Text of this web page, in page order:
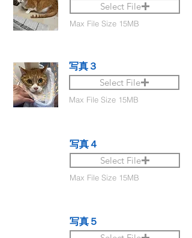
Select File
Max File Size 15MB
写真３
Select File
Max File Size 15MB
写真４
Select File
Max File Size 15MB
写真５